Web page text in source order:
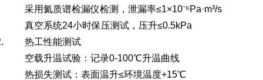
采用氦质谱检漏仪检测，泄漏率≤1×10⁻⁶Pa·m³/s
真空系统24小时保压测试，压升≤0.5kPa
热工性能测试
空载升温试验：记录0-100℃升温曲线
热损失测试：表面温升≤环境温度+15℃